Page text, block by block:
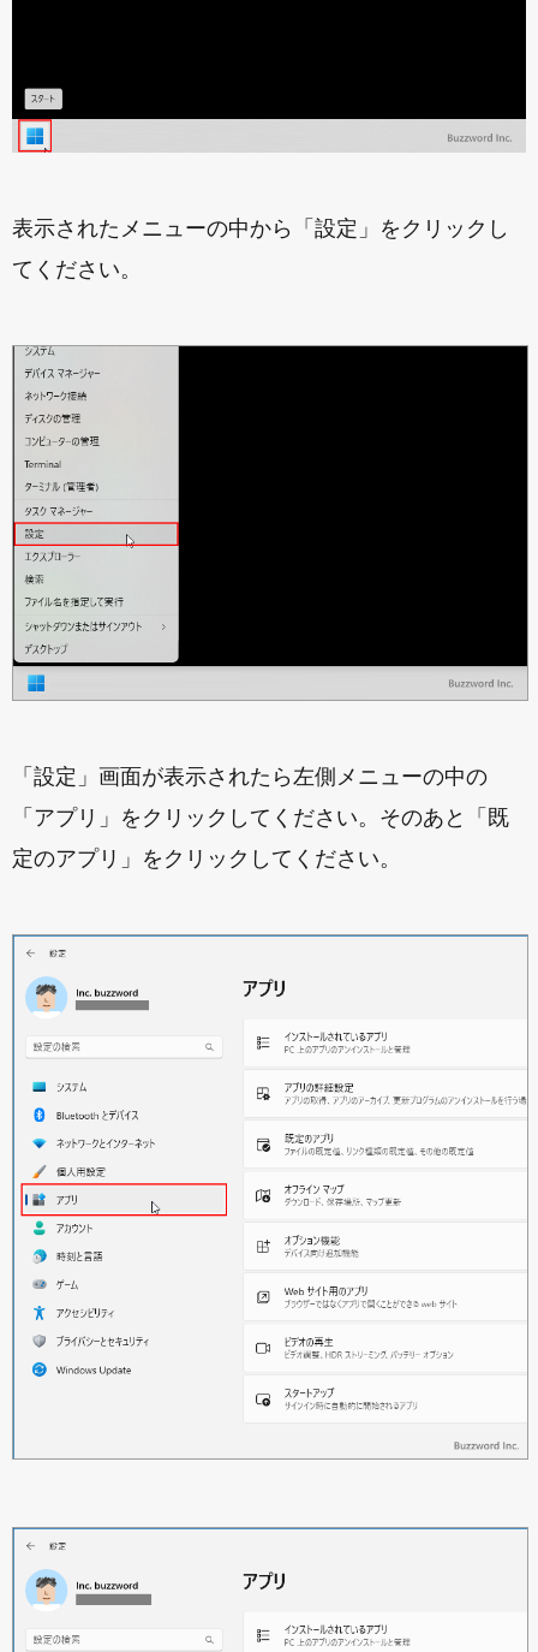
表示されたメニューの中から「設定」をクリックし
てください。
「設定」画面が表示されたら左側メニューの中の
「アプリ」をクリックしてください。そのあと「既
定のアプリ」をクリックしてください。